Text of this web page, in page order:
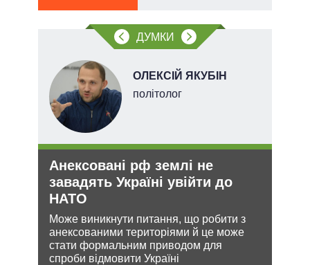
ДУМКИ
ОЛЕКСІЙ ЯКУБІН
політолог
Анексовані рф землі не
завадять Україні увійти до
НАТО
Може виникнути питання, що робити з
анексованими територіями й це може
стати формальним приводом для
спроби відмовити Україні